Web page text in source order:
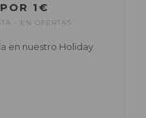
1€
EN OFERTAS
en nuestro Holiday